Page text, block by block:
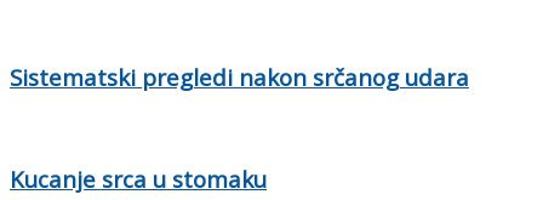
Sistematski pregledi nakon srčanog udara
Kucanje srca u stomaku